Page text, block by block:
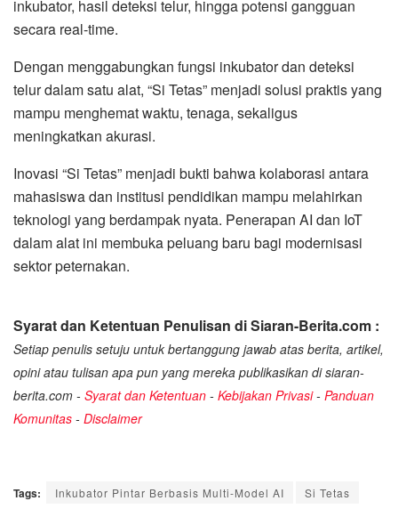
inkubator, hasil deteksi telur, hingga potensi gangguan
secara real-time.
Dengan menggabungkan fungsi inkubator dan deteksi
telur dalam satu alat, “Si Tetas” menjadi solusi praktis yang
mampu menghemat waktu, tenaga, sekaligus
meningkatkan akurasi.
Inovasi “Si Tetas” menjadi bukti bahwa kolaborasi antara
mahasiswa dan institusi pendidikan mampu melahirkan
teknologi yang berdampak nyata. Penerapan AI dan IoT
dalam alat ini membuka peluang baru bagi modernisasi
sektor peternakan.
Syarat dan Ketentuan Penulisan di Siaran-Berita.com :
Setiap penulis setuju untuk bertanggung jawab atas berita, artikel,
opini atau tulisan apa pun yang mereka publikasikan di siaran-
berita.com - Syarat dan Ketentuan - Kebijakan Privasi- Panduan
Komunitas - Disclaimer
Tags: Inkubator Pintar Berbasis Multi-Model AI Si Tetas